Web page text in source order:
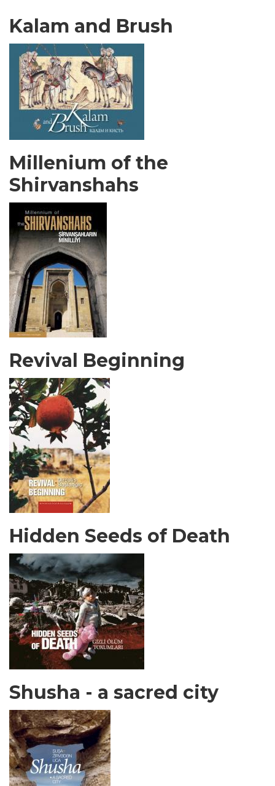
Kalam and Brush
Millenium of the
Shirvanshahs
Revival Beginning
Hidden Seeds of Death
Shusha - a sacred city